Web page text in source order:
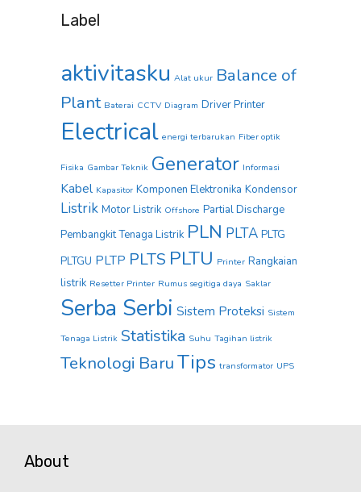
Label
aktivitasku Alat ukur Balance of
Plant Baterai CCTV Diagram Driver Printer
Electrical energi terbarukan Fiber optik
Fisika Gambar Teknik Generator Informasi
Kabel Kapasitor Komponen Elektronika Kondensor
Listrik Motor Listrik Offshore Partial Discharge
Pembangkit Tenaga Listrik PLN PLTA PLTG
PLTGU PLTP PLTS PLTU Printer Rangkaian
listrik Resetter Printer Rumus segitiga daya Saklar
Serba Serbi Sistem Proteksi Sistem
Tenaga Listrik Statistika Suhu Tagihan listrik
Teknologi BaruTips transformator UPS
About